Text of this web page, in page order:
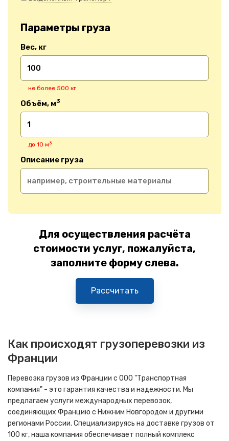
Параметры груза
Вес, кг
не более 500 кг
Объём, м3
до 10 м3
Описание груза
Для осуществления расчёта
стоимости услуг, пожалуйста,
заполните форму слева.
Рассчитать
Как происходят грузоперевозки из
Франции
Перевозка грузов из Франции с ООО "Транспортная
компания" - это гарантия качества и надежности. Мы
предлагаем услуги международных перевозок,
соединяющих Францию с Нижним Новгородом и другими
регионами России. Специализируясь на доставке грузов от
100 кг, наша компания обеспечивает полный комплекс